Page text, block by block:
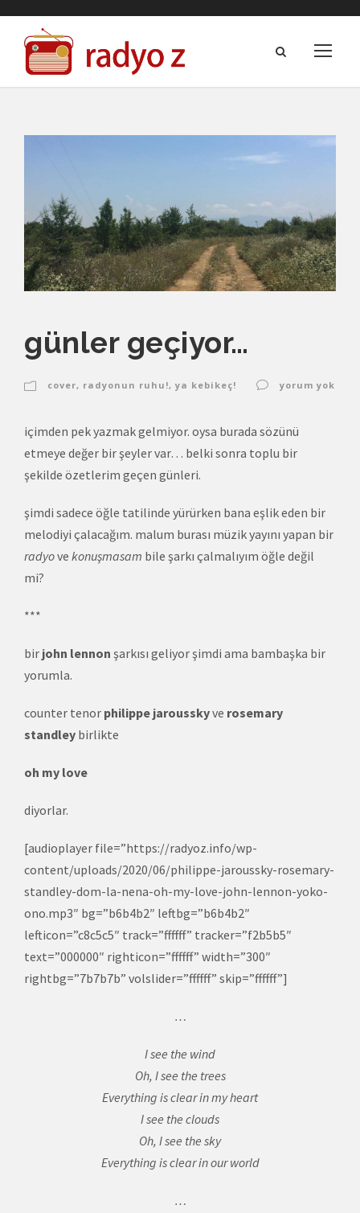
günler geçiyor…
cover, radyonun ruhu!, ya kebikeç! yorum yok
içimden pek yazmak gelmiyor. oysa burada sözünü
etmeye değer bir şeyler var… belki sonra toplu bir
şekilde özetlerim geçen günleri.
şimdi sadece öğle tatilinde yürürken bana eşlik eden bir
melodiyi çalacağım. malum burası müzik yayını yapan bir
radyove konuşmasam bile şarkı çalmalıyım öğle değil
mi?
***
bir john lennon şarkısı geliyor şimdi ama bambaşka bir
yorumla.
counter tenor philippe jarousskyve rosemary
standley birlikte
oh my love
diyorlar.
[audioplayer file=”https://radyoz.info/wp-
content/uploads/2020/06/philippe-jaroussky-rosemary-
standley-dom-la-nena-oh-my-love-john-lennon-yoko-
ono.mp3″ bg=”b6b4b2″ leftbg=”b6b4b2″
lefticon=”c8c5c5″ track=”ffffff” tracker=”f2b5b5″
text=”000000″ righticon=”ffffff” width=”300″
rightbg=”7b7b7b” volslider=”ffffff” skip=”ffffff”]
…
I see the wind
Oh, I see the trees
Everything is clear in my heart
I see the clouds
Oh, I see the sky
Everything is clear in our world
…